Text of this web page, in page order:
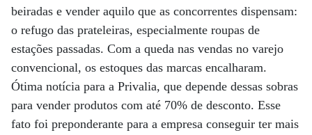
beiradas e vender aquilo que as concorrentes dispensam:
o refugo das prateleiras, especialmente roupas de
estações passadas. Com a queda nas vendas no varejo
convencional, os estoques das marcas encalharam.
Ótima notícia para a Privalia, que depende dessas sobras
para vender produtos com até 70% de desconto. Esse
fato foi preponderante para a empresa conseguir ter mais